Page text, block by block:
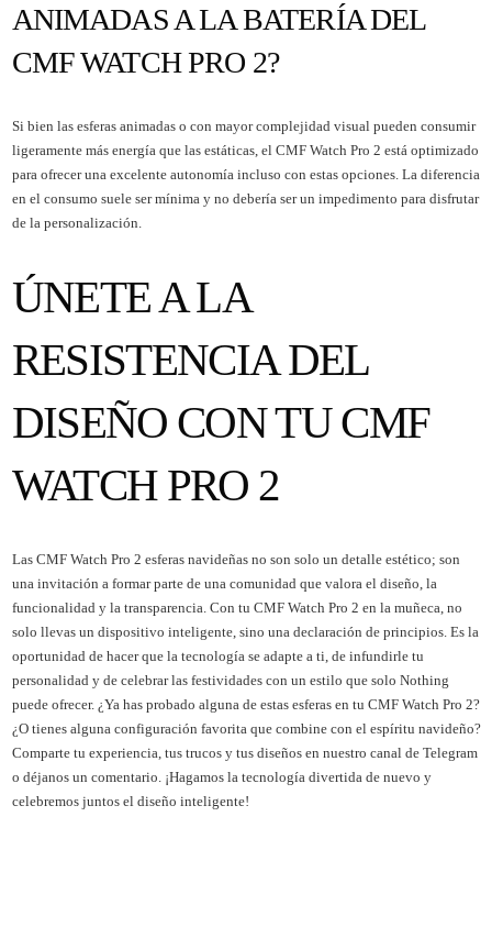
ANIMADAS A LA BATERÍA DEL
CMF WATCH PRO 2?
Si bien las esferas animadas o con mayor complejidad visual pueden consumir
ligeramente más energía que las estáticas, el CMF Watch Pro 2 está optimizado
para ofrecer una excelente autonomía incluso con estas opciones. La diferencia
en el consumo suele ser mínima y no debería ser un impedimento para disfrutar
de la personalización.
ÚNETE A LA
RESISTENCIA DEL
DISEÑO CON TU CMF
WATCH PRO 2
Las CMF Watch Pro 2 esferas navideñas no son solo un detalle estético; son
una invitación a formar parte de una comunidad que valora el diseño, la
funcionalidad y la transparencia. Con tu CMF Watch Pro 2 en la muñeca, no
solo llevas un dispositivo inteligente, sino una declaración de principios. Es la
oportunidad de hacer que la tecnología se adapte a ti, de infundirle tu
personalidad y de celebrar las festividades con un estilo que solo Nothing
puede ofrecer. ¿Ya has probado alguna de estas esferas en tu CMF Watch Pro 2?
¿O tienes alguna configuración favorita que combine con el espíritu navideño?
Comparte tu experiencia, tus trucos y tus diseños en nuestro canal de Telegram
o déjanos un comentario. ¡Hagamos la tecnología divertida de nuevo y
celebremos juntos el diseño inteligente!